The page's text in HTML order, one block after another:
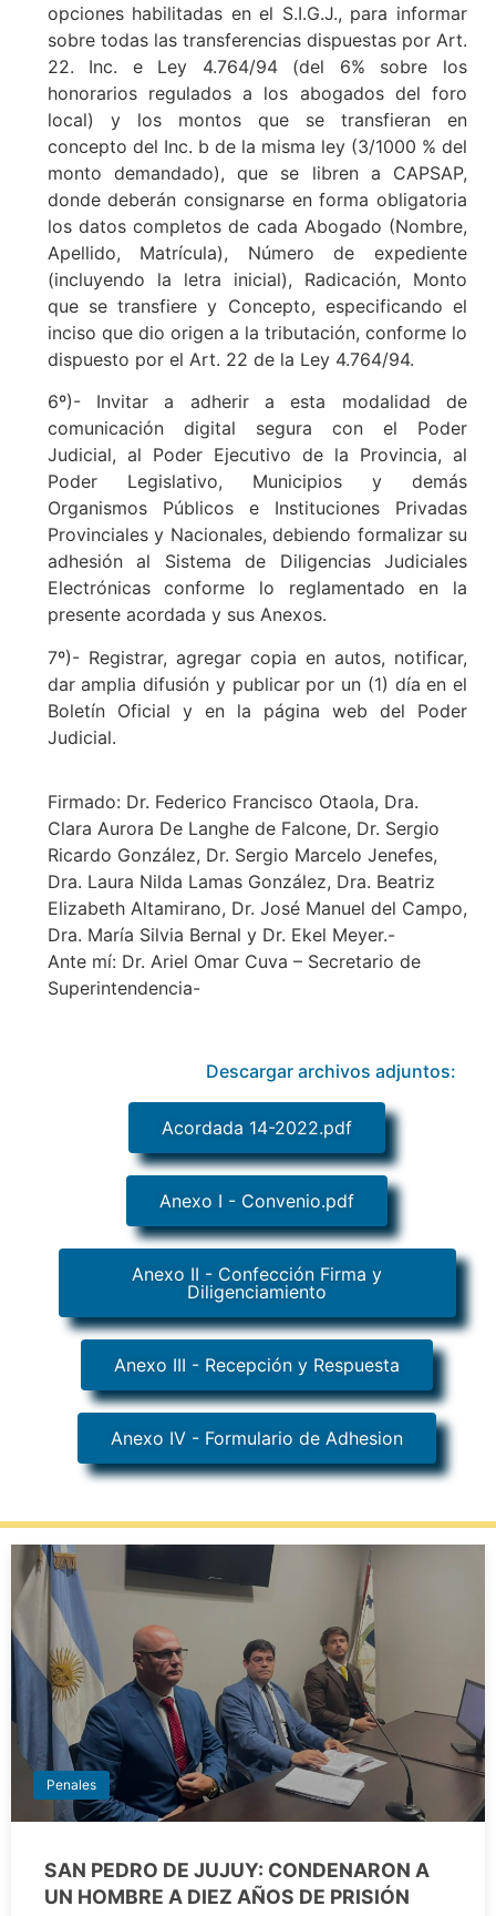
opciones habilitadas en el S.I.G.J., para informar
sobre todas las transferencias dispuestas por Art.
22. Inc. e Ley 4.764/94 (del 6% sobre los
honorarios regulados a los abogados del foro
local) y los montos que se transfieran en
concepto del Inc. b de la misma ley (3/1000 % del
monto demandado), que se libren a CAPSAP,
donde deberán consignarse en forma obligatoria
los datos completos de cada Abogado (Nombre,
Apellido, Matrícula), Número de expediente
(incluyendo la letra inicial), Radicación, Monto
que se transfiere y Concepto, especificando el
inciso que dio origen a la tributación, conforme lo
dispuesto por el Art. 22 de la Ley 4.764/94.
6º)- Invitar a adherir a esta modalidad de
comunicación digital segura con el Poder
Judicial, al Poder Ejecutivo de la Provincia, al
Poder Legislativo, Municipios y demás
Organismos Públicos e Instituciones Privadas
Provinciales y Nacionales, debiendo formalizar su
adhesión al Sistema de Diligencias Judiciales
Electrónicas conforme lo reglamentado en la
presente acordada y sus Anexos.
7º)- Registrar, agregar copia en autos, notificar,
dar amplia difusión y publicar por un (1) día en el
Boletín Oficial y en la página web del Poder
Judicial.
Firmado: Dr. Federico Francisco Otaola, Dra.
Clara Aurora De Langhe de Falcone, Dr. Sergio
Ricardo González, Dr. Sergio Marcelo Jenefes,
Dra. Laura Nilda Lamas González, Dra. Beatriz
Elizabeth Altamirano, Dr. José Manuel del Campo,
Dra. María Silvia Bernal y Dr. Ekel Meyer.-
Ante mí: Dr. Ariel Omar Cuva – Secretario de
Superintendencia-
Descargar archivos adjuntos:
Acordada 14-2022.pdf
Anexo I - Convenio.pdf
Anexo II - Confección Firma y
Diligenciamiento
Anexo III - Recepción y Respuesta
Anexo IV - Formulario de Adhesion
Penales
SAN PEDRO DE JUJUY: CONDENARON A
UN HOMBRE A DIEZ AÑOS DE PRISIÓN